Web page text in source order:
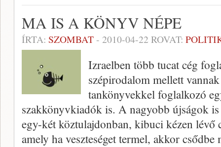
MA IS A KÖNYV NÉPE
ÍRTA: SZOMBAT- 2010-04-22 ROVAT:
Izraelben több tucat cég
szépirodalom mellett
tankönyvekkel foglalkozó
szakkönyvkiadók is. A nagyobb újságok
egy-két köztulajdonban, kibuci kézen lévő
amely ha veszteséget termel, akkor